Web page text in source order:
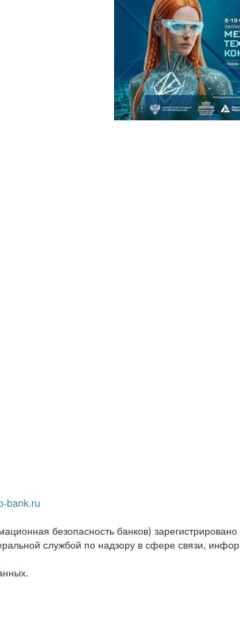
bank.ru
безопасность банков)
службой по надзору в сфере связи,